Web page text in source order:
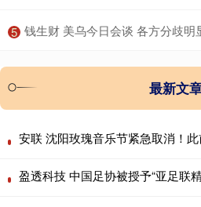
5 钱生财 美乌今日会谈 各方分歧明
最新文
盈透科技 中国足协被授予“亚足联